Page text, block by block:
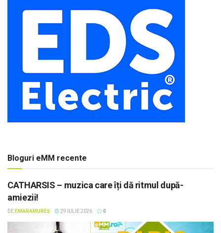
Bloguri eMM recente
CATHARSIS – muzica care îți dă ritmul după-
amiezii!
DE EMARAMUREȘ 29 IULIE 2026 0